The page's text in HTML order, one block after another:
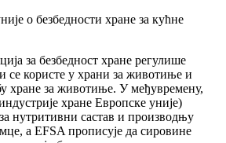
о безбедности хране за кућне
за безбедност хране регулише
се користе у храни за животиње и
хране за животиње. У међувремену,
хране Европске уније)
нутритивни састав и производњу
а EFSA прописује да сировине